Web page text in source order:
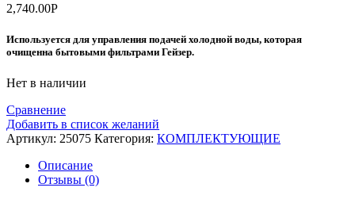
2,740.00Р
Используется для управления подачей холодной воды, которая
очищенна бытовыми фильтрами Гейзер.
Нет в наличии
Сравнение
Добавить в список желаний
Артикул: 25075 Категория: КОМПЛЕКТУЮЩИЕ
Описание
Отзывы (0)